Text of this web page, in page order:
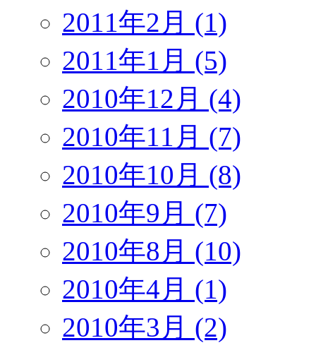
2011年2月 (1)
2011年1月 (5)
2010年12月 (4)
2010年11月 (7)
2010年10月 (8)
2010年9月 (7)
2010年8月 (10)
2010年4月 (1)
2010年3月 (2)